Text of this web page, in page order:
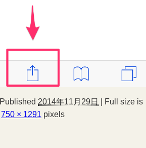
Published 2014年11月29日
Full size is
750 × 1291
pixels